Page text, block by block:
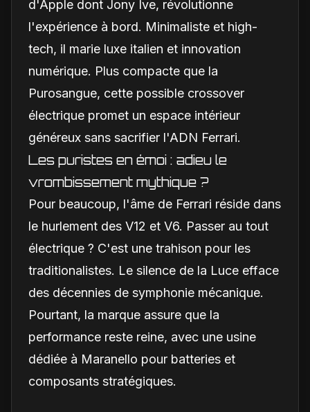
d'Apple dont Jony Ive, révolutionne
l'expérience à bord. Minimaliste et high-
tech, il marie luxe italien et innovation
numérique. Plus compacte que la
Purosangue, cette possible crossover
électrique promet un espace intérieur
généreux sans sacrifier l'ADN Ferrari.
Les puristes en émoi : adieu le
vrombissement mythique ?
Pour beaucoup, l'âme de Ferrari réside dans
le hurlement des V12 et V6. Passer au tout
électrique ? C'est une trahison pour les
traditionalistes. Le silence de la Luce efface
des décennies de symphonie mécanique.
Pourtant, la marque assure que la
performance reste reine, avec une usine
dédiée à Maranello pour batteries et
composants stratégiques.